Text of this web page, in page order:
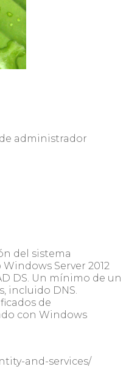
administrador
del sistema
Server 2012
DS. Un mínimo de un
incluido DNS.
de
con Windows
and-services/